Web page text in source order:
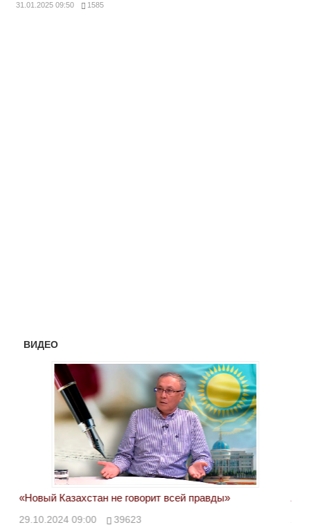
31.01.2025 09:50 1585
ВИДЕО
«Новый Казахстан не говорит всей правды»
29.10.2024 09:00 39623